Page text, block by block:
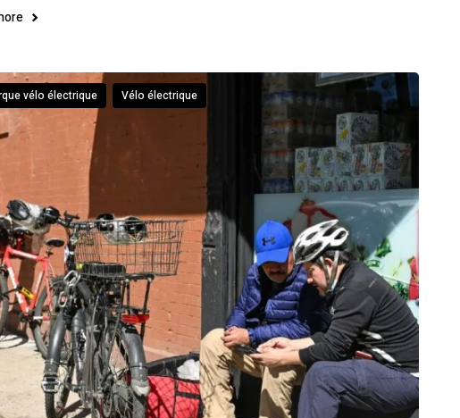
vélo électrique Vélo électrique